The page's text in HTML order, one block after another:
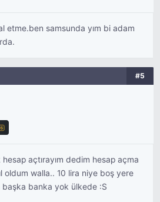
etme.ben samsunda yım bi adam
#5
açtırayım dedim hesap açma
oldum walla.. 10 lira niye boş yere
banka yok ülkede :S